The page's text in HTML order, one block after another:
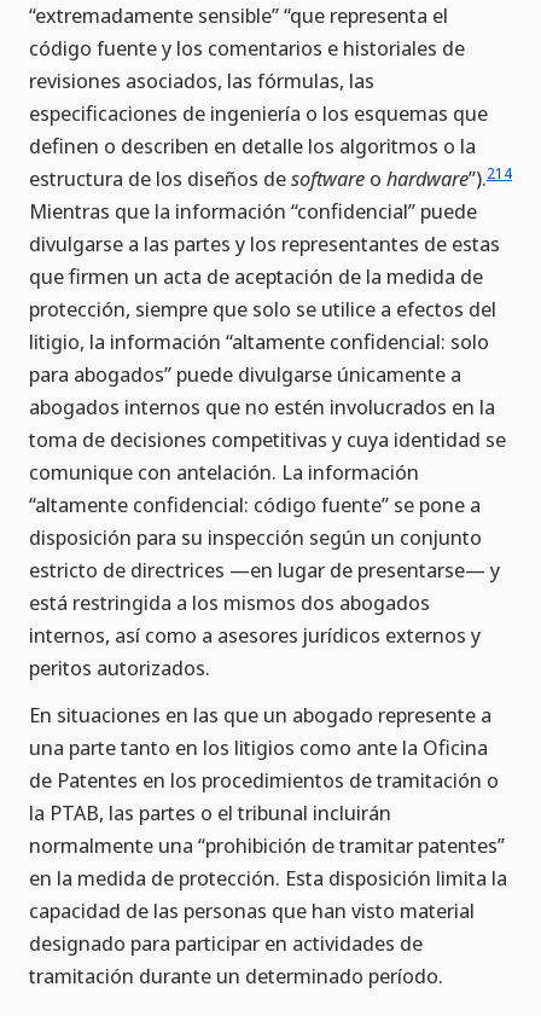
“extremadamente sensible” “que representa el
código fuente y los comentarios e historiales de
revisiones asociados, las fórmulas, las
especificaciones de ingeniería o los esquemas que
definen o describen en detalle los algoritmos o la
estructura de los diseños desoftware o hardware”).214
Mientras que la información “confidencial” puede
divulgarse a las partes y los representantes de estas
que firmen un acta de aceptación de la medida de
protección, siempre que solo se utilice a efectos del
litigio, la información “altamente confidencial: solo
para abogados” puede divulgarse únicamente a
abogados internos que no estén involucrados en la
toma de decisiones competitivas y cuya identidad se
comunique con antelación. La información
“altamente confidencial: código fuente” se pone a
disposición para su inspección según un conjunto
estricto de directrices —en lugar de presentarse— y
está restringida a los mismos dos abogados
internos, así como a asesores jurídicos externos y
peritos autorizados.
En situaciones en las que un abogado represente a
una parte tanto en los litigios como ante la Oficina
de Patentes en los procedimientos de tramitación o
la PTAB, las partes o el tribunal incluirán
normalmente una “prohibición de tramitar patentes”
en la medida de protección. Esta disposición limita la
capacidad de las personas que han visto material
designado para participar en actividades de
tramitación durante un determinado período.